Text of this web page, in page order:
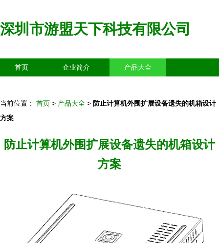
深圳市游盟天下科技有限公司
首页 企业简介 产品大全
当前位置： 首页 > 产品大全 > 防止计算机外围扩展设备遗失的机箱设计
方案
防止计算机外围扩展设备遗失的机箱设计
方案